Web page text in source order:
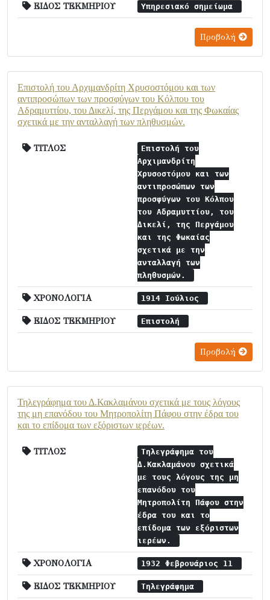
ΕΙΔΟΣ ΤΕΚΜΗΡΙΟΥ Υπηρεσιακό σημείωμα
Προβολή
Επιστολή του Αρχιμανδρίτη Χρυσοστόμου και των
αντιπροσώπων των προσφύγων του Κόλπου του
Αδραμυττίου, του Δικελί, της Περγάμου και της Φωκαίας
σχετικά με την ανταλλαγή των πληθυσμών.
ΤΙΤΛΟΣ
Επιστολή του
Αρχιμανδρίτη
Χρυσοστόμου και των
αντιπροσώπων των
προσφύγων του Κόλπου
του Αδραμυττίου, του
Δικελί, της Περγάμου
και της Φωκαίας
σχετικά με την
ανταλλαγή των
πληθυσμών.
ΧΡΟΝΟΛΟΓΙΑ 1914 Ιούλιος
ΕΙΔΟΣ ΤΕΚΜΗΡΙΟΥ Επιστολή
Προβολή
Τηλεγράφημα του Δ.Κακλαμάνου σχετικά με τους λόγους
της μη επανόδου του Μητροπολίτη Πάφου στην έδρα του
και το επίδομα των εξόριστων ιερέων.
ΤΙΤΛΟΣ
Τηλεγράφημα του
Δ.Κακλαμάνου σχετικά
με τους λόγους της μη
επανόδου του
Μητροπολίτη Πάφου στην
έδρα του και το
επίδομα των εξόριστων
ιερέων.
ΧΡΟΝΟΛΟΓΙΑ 1932 Φεβρουάριος 11
ΕΙΔΟΣ ΤΕΚΜΗΡΙΟΥ Τηλεγράφημα